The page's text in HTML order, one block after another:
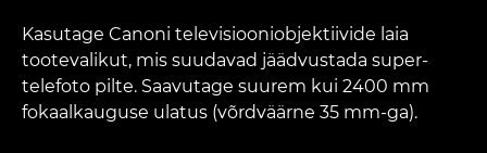
Kasutage Canoni televisiooniobjektiivide laia
tootevalikut, mis suudavad jäädvustada super-
telefoto pilte. Saavutage suurem kui 2400 mm
fokaalkauguse ulatus (võrdväärne 35 mm-ga).